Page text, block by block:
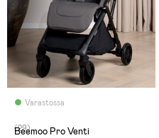
Varastossa
(29)
Beemoo Pro Venti